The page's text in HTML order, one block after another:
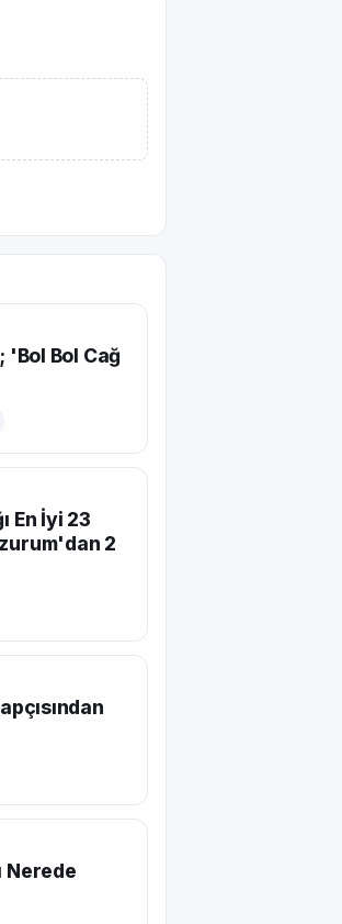
'Bol Bol Cağ
En İyi 23
2
Nerede